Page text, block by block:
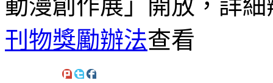
動漫創作展」開放，詳
刊物獎勵辦法查看